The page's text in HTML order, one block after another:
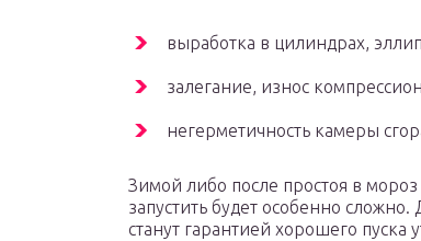
выработка в цилиндрах,
залегание, износ
негерметичность камеры
Зимой либо после простоя в
запустить будет особенно
станут гарантией хорошего пуска